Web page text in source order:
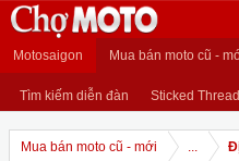
Motosaigon Mua bán moto cũ -
Tìm kiếm diễn đàn Sticked
Mua bán moto cũ - mới ...